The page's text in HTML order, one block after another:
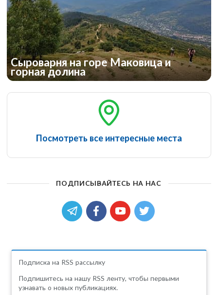
Сыроварня на горе Маковица и
горная долина
Посмотреть все интересные места
ПОДПИСЫВАЙТЕСЬ НА НАС
Подписка на RSS рассылку
Подпишитесь на нашу RSS ленту, чтобы первыми
узнавать о новых публикациях.